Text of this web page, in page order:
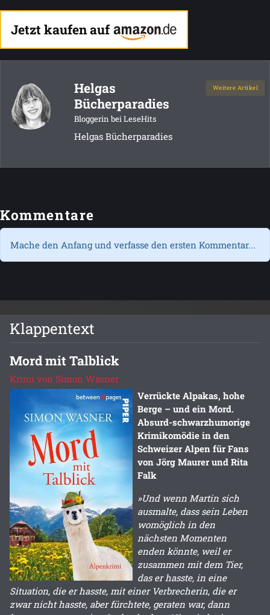
Jetzt kaufen auf
Helgas
Bücherparadies
Bloggerin bei LeseHits
Weitere Artikel
Helgas Bücherparadies
Kommentare
Mache den Anfang und verfasse den ersten Kommentar...
Klappentext
Mord mit Talblick
Krimi von Simon Wasner
Verrückte Alpakas, hohe
Berge – und ein Mord.
Absurd-schwarzhumorige
Krimikomödie in den
Schweizer Alpen für Fans
von Jörg Maurer und Rita
Falk
»Und wenn Martin sich
ausmalte, dass sein Leben
womöglich in den
nächsten Momenten
enden könnte, weil er
zusammen mit dem Tier,
das er hasste, in eine
Situation, die er hasste, mit einer Verbrecherin, die er
zwar nicht hasste, aber fürchtete, geraten war, dann